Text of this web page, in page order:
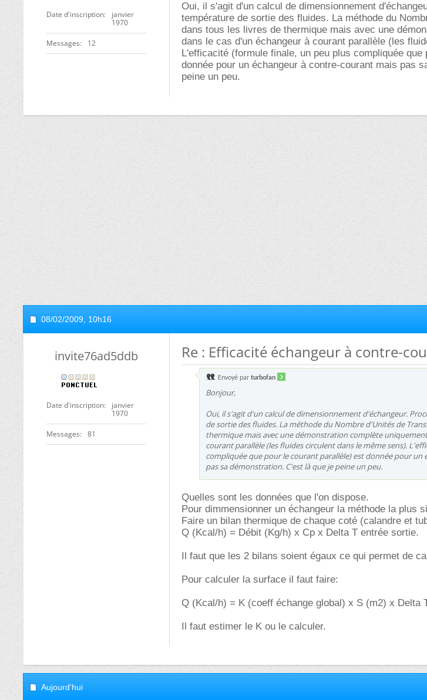
Date d'inscription
janvier
1970
Messages 12
Oui, il s'agit d'un calcul de dimensionnement
température de sortie des fluides. La méthode du
dans tous les livres de thermique mais avec une
dans le cas d'un échangeur à courant parallèle (les
L'efficacité (formule finale, un peu plus compliquée
donnée pour un échangeur à contre-courant mais pas
peine un peu.
08/02/2009, 10h16
invite76ad5ddb
Date d'inscription
janvier
1970
Messages 81
Re : Efficacité échangeur à contre-
Envoyé par turbofan
Bonjour,
Oui, il s'agit d'un calcul de dimensionnement d'échangeur.
de sortie des fluides. La méthode du Nombre d'Unités de
thermique mais avec une démonstration complète
courant parallèle (les fluides circulent dans le même sens).
compliquée que pour le courant parallèle) est donnée pour un
pas sa démonstration. C'est là que je peine un peu.
Quelles sont les données que l'on dispose.
Pour dimmensionner un échangeur la méthode la plus
Faire un bilan thermique de chaque coté (calandre et
Q (Kcal/h) = Débit (Kg/h) x Cp x Delta T entrée sortie.
Il faut que les 2 bilans soient égaux ce qui permet de
Pour calculer la surface il faut faire:
Q (Kcal/h) = K (coeff échange global) x S (m2) x Delta
Il faut estimer le K ou le calculer.
Aujourd'hui